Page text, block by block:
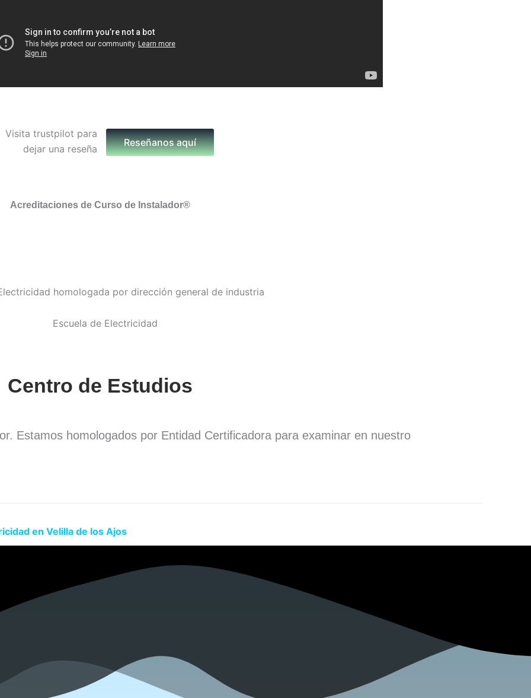
Reseñanos aquí
Acreditaciones de Curso de Instalador®
Centro de Estudios
Estamos homologados por Entidad Certificadora para examinar en nuestro
en Velilla de los Ajos